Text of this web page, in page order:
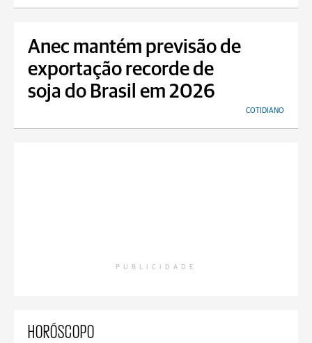
Anec mantém previsão de
exportação recorde de
soja do Brasil em 2026
COTIDIANO
PUBLICIDADE
HORÓSCOPO